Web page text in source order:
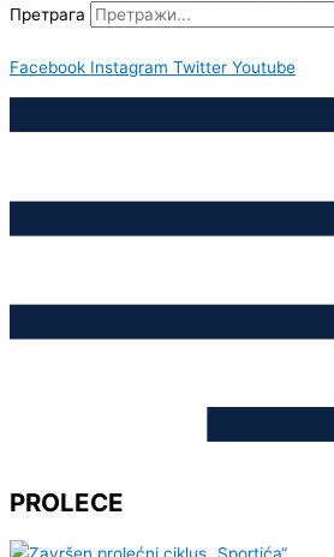
Претрага
Facebook Instagram Twitter Youtube
PROLECE